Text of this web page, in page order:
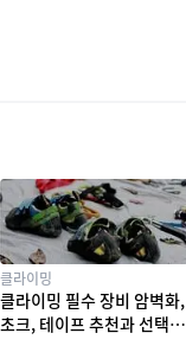
클라이밍
클라이밍 필수 장비 암벽화,
초크, 테이프 추천과 선택법